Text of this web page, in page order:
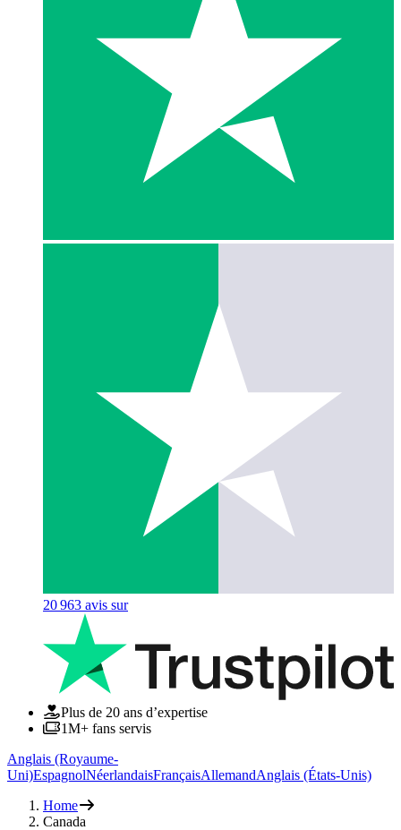
20 963 avis sur
Plus de 20 ans d’expertise
1M+ fans servis
Anglais (Royaume-
Uni)EspagnolNéerlandaisFrançaisAllemandAnglais (États-Unis)
Home
Canada